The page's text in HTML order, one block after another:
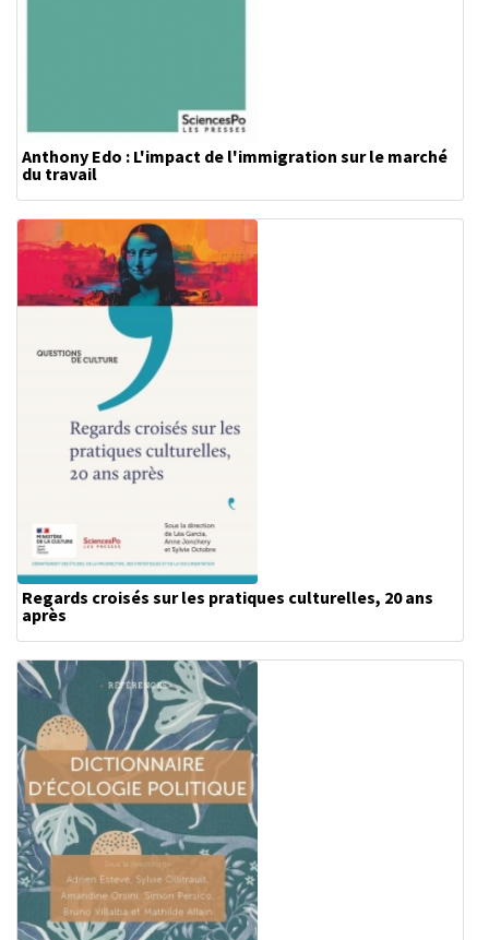
Anthony Edo : L'impact de l'immigration sur le marché
du travail
Regards croisés sur les pratiques culturelles, 20 ans
après